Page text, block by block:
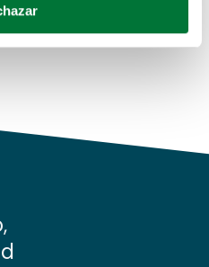
cómo se procesan sus
haga del sitio web con
publicidad y análisis